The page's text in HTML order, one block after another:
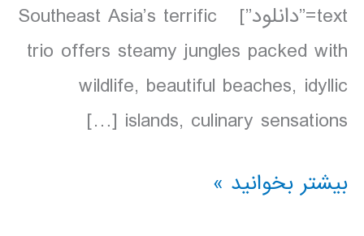
text=”دانلود”] Southeast Asia’s terrific
trio offers steamy jungles packed with
wildlife, beautiful beaches, idyllic
islands, culinary sensations […]
دانلود
بیشتر بخوانید »